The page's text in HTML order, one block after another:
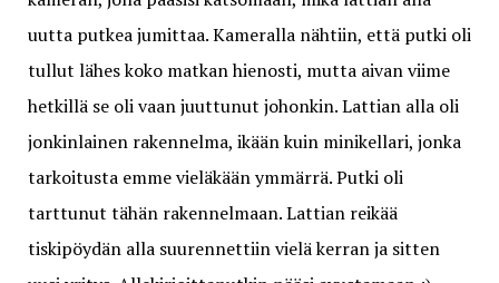
uutta putkea jumittaa. Kameralla nähtiin, että putki oli
tullut lähes koko matkan hienosti, mutta aivan viime
hetkillä se oli vaan juuttunut johonkin. Lattian alla oli
jonkinlainen rakennelma, ikään kuin minikellari, jonka
tarkoitusta emme vieläkään ymmärrä. Putki oli
tarttunut tähän rakennelmaan. Lattian reikää
tiskipöydän alla suurennettiin vielä kerran ja sitten